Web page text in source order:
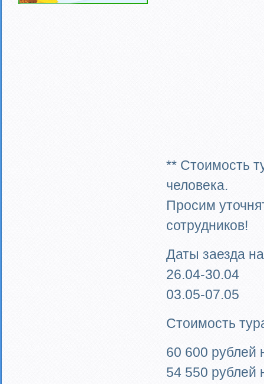
** Стоимость
человека.
Просим
сотрудников!
Даты заезда
26.04-30.04
03.05-07.05
Стоимость
60 600 рублей
54 550 рублей